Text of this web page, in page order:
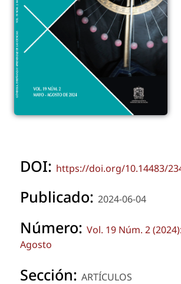
DOI: https://doi.org/10.14483/
Publicado: 2024-06-04
Número: Vol. 19 Núm. 2
Agosto
Sección: ARTÍCULOS